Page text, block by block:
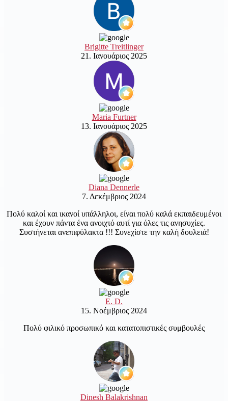
Brigitte Treitlinger
21. Ιανουάριος 2025
Maria Furtner
13. Ιανουάριος 2025
Diana Dennerle
7. Δεκέμβριος 2024
Πολύ καλοί και ικανοί υπάλληλοι, είναι πολύ καλά εκπαιδευμένοι
και έχουν πάντα ένα ανοιχτό αυτί για όλες τις ανησυχίες.
Συστήνεται ανεπιφύλακτα !!! Συνεχίστε την καλή δουλειά!
E. D.
15. Νοέμβριος 2024
Πολύ φιλικό προσωπικό και κατατοπιστικές συμβουλές
Dinesh Balakrishnan